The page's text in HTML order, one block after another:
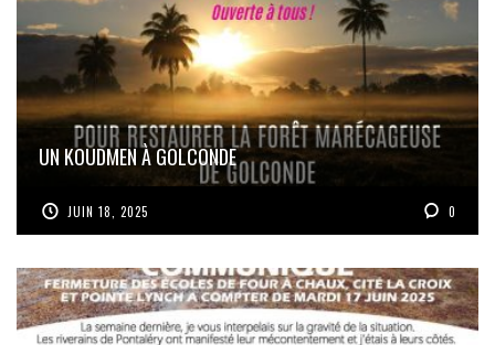
UN KOUDMEN À GOLCONDE
JUIN 18, 2025 0